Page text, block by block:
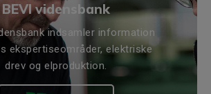
BEVI vidensbank
indsamler information
ekspertiseområder, elektriske
drev og elproduktion.